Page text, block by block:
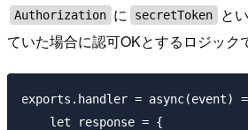
Authorization に secretToken
と
ていた場合に認可OKとするロジック
exports.handler = async(event)
    let response = {